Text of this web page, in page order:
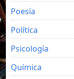
Poesía
Política
Psicología
Química